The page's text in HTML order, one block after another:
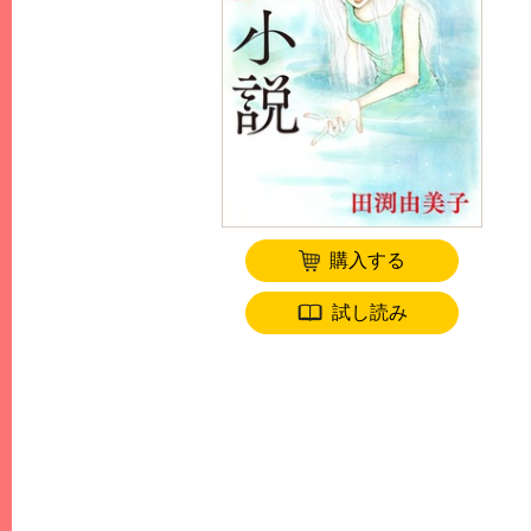
購入する
試し読み